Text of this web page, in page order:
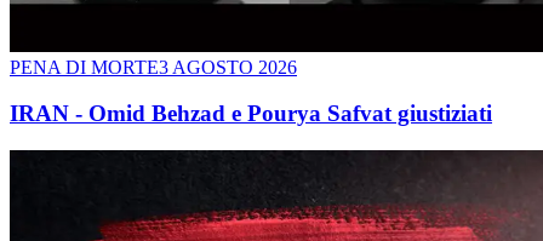
PENA DI MORTE3 AGOSTO 2026
IRAN - Omid Behzad e Pourya Safvat giustiziati